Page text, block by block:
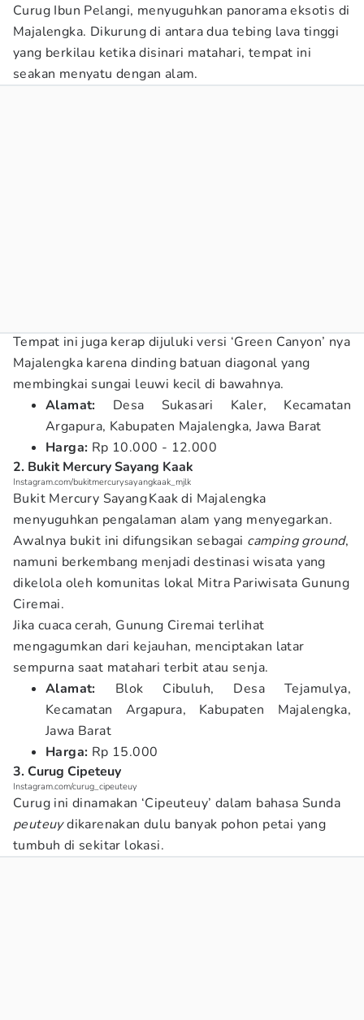
Curug Ibun Pelangi, menyuguhkan panorama eksotis di
Majalengka. Dikurung di antara dua tebing lava tinggi
yang berkilau ketika disinari matahari, tempat ini
seakan menyatu dengan alam.
Tempat ini juga kerap dijuluki versi ‘Green Canyon’ nya
Majalengka karena dinding batuan diagonal yang
membingkai sungai leuwi kecil di bawahnya.
Alamat: Desa Sukasari Kaler, Kecamatan
Argapura, Kabupaten Majalengka, Jawa Barat
Harga: Rp 10.000 - 12.000
2. Bukit Mercury Sayang Kaak
Instagram.com/bukitmercurysayangkaak_mjlk
Bukit Mercury Sayang Kaak di Majalengka
menyuguhkan pengalaman alam yang menyegarkan.
Awalnya bukit ini difungsikan sebagai camping ground,
namuni berkembang menjadi destinasi wisata yang
dikelola oleh komunitas lokal Mitra Pariwisata Gunung
Ciremai.
Jika cuaca cerah, Gunung Ciremai terlihat
mengagumkan dari kejauhan, menciptakan latar
sempurna saat matahari terbit atau senja.
Alamat: Blok Cibuluh, Desa Tejamulya,
Kecamatan Argapura, Kabupaten Majalengka,
Jawa Barat
Harga: Rp 15.000
3. Curug Cipeteuy
Instagram.com/curug_cipeuteuy
Curug ini dinamakan ‘Cipeuteuy’ dalam bahasa Sunda
peuteuydikarenakan dulu banyak pohon petai yang
tumbuh di sekitar lokasi.